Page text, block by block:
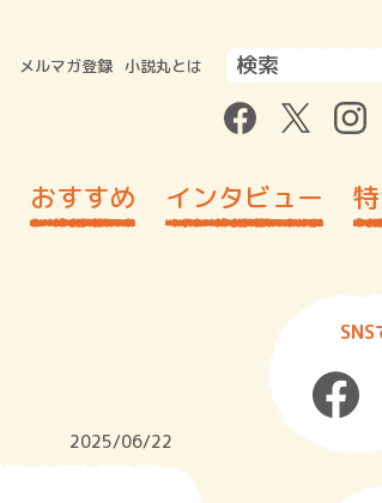
メルマガ登録 小説丸とは
おすすめ インタビュー
2025/06/22